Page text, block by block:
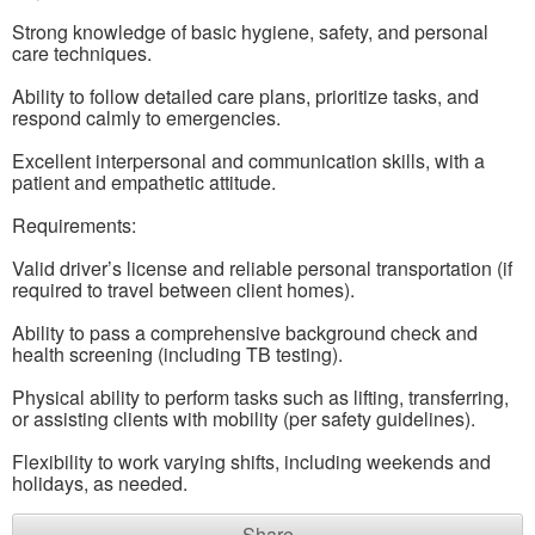
Strong knowledge of basic hygiene, safety, and personal
care techniques.
Ability to follow detailed care plans, prioritize tasks, and
respond calmly to emergencies.
Excellent interpersonal and communication skills, with a
patient and empathetic attitude.
Requirements:
Valid driver’s license and reliable personal transportation (if
required to travel between client homes).
Ability to pass a comprehensive background check and
health screening (including TB testing).
Physical ability to perform tasks such as lifting, transferring,
or assisting clients with mobility (per safety guidelines).
Flexibility to work varying shifts, including weekends and
holidays, as needed.